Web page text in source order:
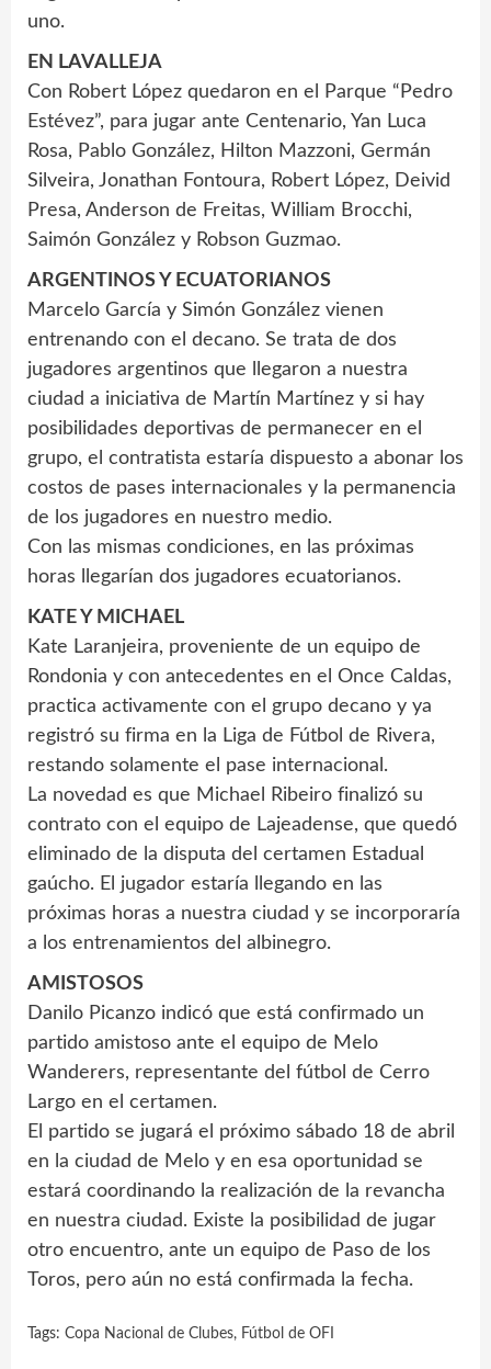
uno.
EN LAVALLEJA
Con Robert López quedaron en el Parque “Pedro
Estévez”, para jugar ante Centenario, Yan Luca
Rosa, Pablo González, Hilton Mazzoni, Germán
Silveira, Jonathan Fontoura, Robert López, Deivid
Presa, Anderson de Freitas, William Brocchi,
Saimón González y Robson Guzmao.
ARGENTINOS Y ECUATORIANOS
Marcelo García y Simón González vienen
entrenando con el decano. Se trata de dos
jugadores argentinos que llegaron a nuestra
ciudad a iniciativa de Martín Martínez y si hay
posibilidades deportivas de permanecer en el
grupo, el contratista estaría dispuesto a abonar los
costos de pases internacionales y la permanencia
de los jugadores en nuestro medio.
Con las mismas condiciones, en las próximas
horas llegarían dos jugadores ecuatorianos.
KATE Y MICHAEL
Kate Laranjeira, proveniente de un equipo de
Rondonia y con antecedentes en el Once Caldas,
practica activamente con el grupo decano y ya
registró su firma en la Liga de Fútbol de Rivera,
restando solamente el pase internacional.
La novedad es que Michael Ribeiro finalizó su
contrato con el equipo de Lajeadense, que quedó
eliminado de la disputa del certamen Estadual
gaúcho. El jugador estaría llegando en las
próximas horas a nuestra ciudad y se incorporaría
a los entrenamientos del albinegro.
AMISTOSOS
Danilo Picanzo indicó que está confirmado un
partido amistoso ante el equipo de Melo
Wanderers, representante del fútbol de Cerro
Largo en el certamen.
El partido se jugará el próximo sábado 18 de abril
en la ciudad de Melo y en esa oportunidad se
estará coordinando la realización de la revancha
en nuestra ciudad. Existe la posibilidad de jugar
otro encuentro, ante un equipo de Paso de los
Toros, pero aún no está confirmada la fecha.
Tags: Copa Nacional de Clubes, Fútbol de OFI